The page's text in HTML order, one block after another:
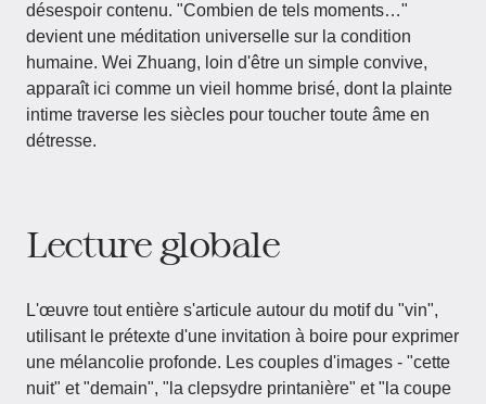
désespoir contenu. "Combien de tels moments…"
devient une méditation universelle sur la condition
humaine. Wei Zhuang, loin d'être un simple convive,
apparaît ici comme un vieil homme brisé, dont la plainte
intime traverse les siècles pour toucher toute âme en
détresse.
Lecture globale
L'œuvre tout entière s'articule autour du motif du "vin",
utilisant le prétexte d'une invitation à boire pour exprimer
une mélancolie profonde. Les couples d'images - "cette
nuit" et "demain", "la clepsydre printanière" et "la coupe